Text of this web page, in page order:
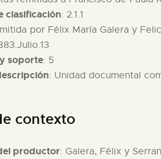
clasificación: 2.1.1
por Félix María Galera y
soporte: 5
: Unidad documental
contexto
productor: Galera, Félix y